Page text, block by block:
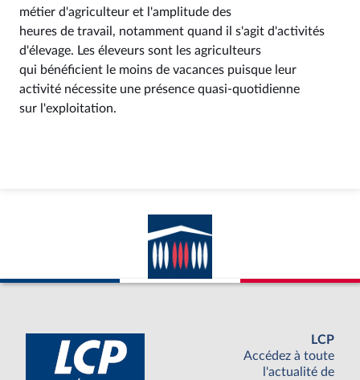
métier d'agriculteur et l'amplitude des
heures de travail, notamment quand il s'agit d'activités
d'élevage. Les éleveurs sont les agriculteurs
qui bénéficient le moins de vacances puisque leur
activité nécessite une présence quasi-quotidienne
sur l'exploitation.
LCP
Accédez à toute
l'actualité de